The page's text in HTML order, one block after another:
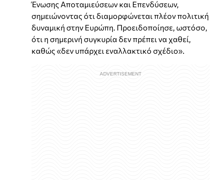
Ένωσης Αποταμιεύσεων και Επενδύσεων,
σημειώνοντας ότι διαμορφώνεται πλέον πολιτική
δυναμική στην Ευρώπη. Προειδοποίησε, ωστόσο,
ότι η σημερινή συγκυρία δεν πρέπει να χαθεί,
καθώς «δεν υπάρχει εναλλακτικό σχέδιο».